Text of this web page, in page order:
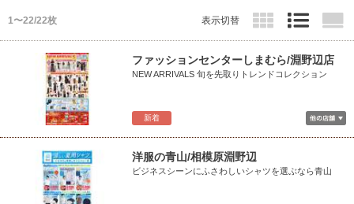
1〜22/22枚 表示切替
新着
ファッションセンターしまむら/淵野辺店
NEW ARRIVALS 旬を先取りトレンドコレクション
洋服の青山/相模原淵野辺
ビジネスシーンにふさわしいシャツを選ぶなら青山